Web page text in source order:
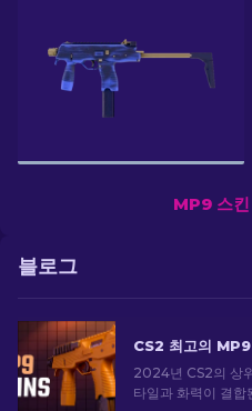
MP9 스
블로그
2024년 CS2의 상
타일과 화력이 결합